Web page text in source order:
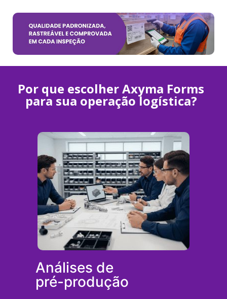
Por que escolher Axyma Forms
para sua operação logística?
Análises de
pré-produção